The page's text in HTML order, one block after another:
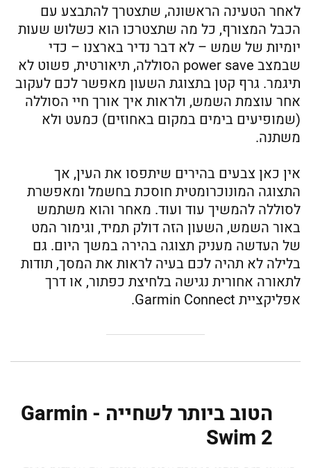
לאחר הטעינה הראשונה, שתצטרך להתבצע עם
הכבל המצורף, כל מה שתצטרכו הוא כשלוש שעות
יומיות של שמש – לא דבר נדיר בארצנו – כדי
שבמצב power save הסוללה, תיאורטית, פשוט לא
תיגמר. גרף קטן בתצוגת השעון מאפשר לכם לעקוב
אחר עוצמת השמש, ולראות איך אורך חיי הסוללה
(שמופיעים בימים במקום באחוזים) כמעט ולא
משתנה.
אין כאן צבעים בהירים שיתפסו את העין, אך
התצוגה המונוכרומטית חוסכת בחשמל ומאפשרת
לסוללה להמשיך עוד ועוד. מאחר והוא משתמש
באור השמש, השעון הזה דולק תמיד, וגימור המט
של העדשה מעניק תצוגה בהירה במשך היום. גם
בלילה לא תהיה לכם בעיה לראות את המסך, תודות
לתאורה אחורית נגישה בלחיצת כפתור, או דרך
אפליקציית Garmin Connect.
הטוב ביותר לשחייה - Garmin
Swim 2